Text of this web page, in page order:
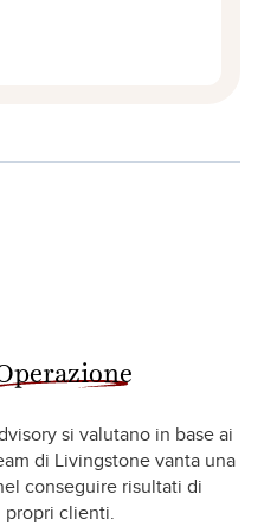
si valutano in base ai
di Livingstone vanta una
conseguire risultati di
propri clienti.